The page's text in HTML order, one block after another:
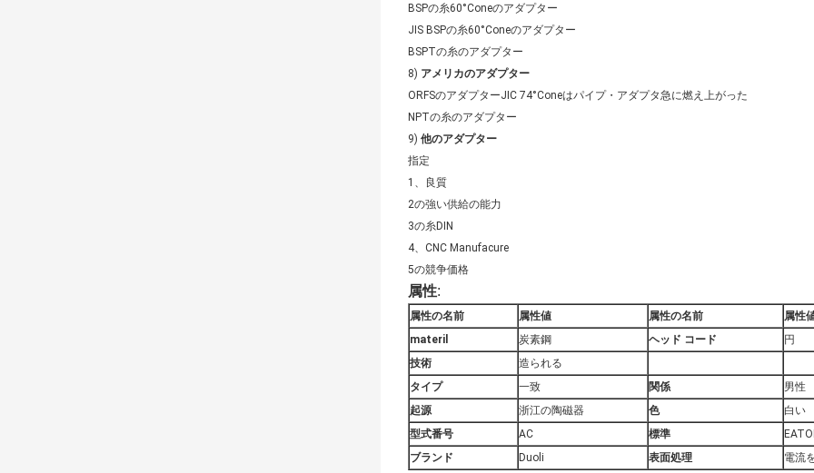
BSPの糸60°Coneのアダプター
JIS BSPの糸60°Coneのアダプター
BSPTの糸のアダプター
8) アメリカのアダプター
ORFSのアダプターJIC 74°Coneはパイプ・アダプタ急に燃え上がった
NPTの糸のアダプター
9) 他のアダプター
指定
1、良質
2の強い供給の能力
3の糸DIN
4、CNC Manufacure
5の競争価格
属性:
属性の名前 属性値 属性の名前
属性
materil
炭素鋼 ヘッド コード
円
技術
造られる
タイプ
一致 関係
男性
起源
浙江の陶磁器 色
白い
型式番号
AC 標準
ブランド
Duoli 表面処理 電流